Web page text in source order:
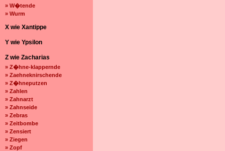
» W�tende
» Wurm
X wie Xantippe
Y wie Ypsilon
Z wie Zacharias
» Z�hne-klappernde
» Zaehneknirschende
» Z�hneputzen
» Zahlen
» Zahnarzt
» Zahnseide
» Zebras
» Zeitbombe
» Zensiert
» Ziegen
» Zopf